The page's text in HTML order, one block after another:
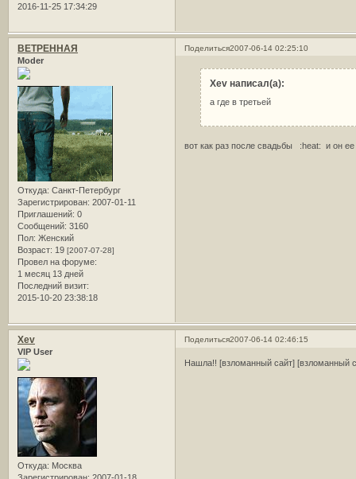
2016-11-25 17:34:29
Поделиться2007-06-14 02:25:10
ВЕТРЕННАЯ
Moder
Откуда: Санкт-Петербург
Зарегистрирован: 2007-01-11
Приглашений: 0
Сообщений: 3160
Пол: Женский
Возраст: 19 [2007-07-28]
Провел на форуме:
1 месяц 13 дней
Последний визит:
2015-10-20 23:38:18
Xev написал(а):
а где в третьей
вот как раз после свадьбы :heat: и он ее
Поделиться2007-06-14 02:46:15
Xev
VIP User
Откуда: Москва
Нашла!! [взломанный сайт] [взломанный